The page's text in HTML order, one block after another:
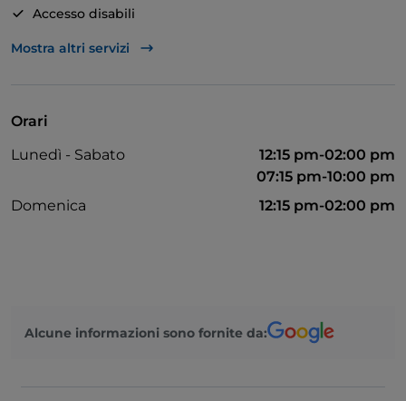
Accesso disabili
Asporto
Parcheggio
Mostra altri servizi
Orari
Lunedì - Sabato
12:15 pm-02:00 pm
07:15 pm-10:00 pm
Domenica
12:15 pm-02:00 pm
Alcune informazioni sono fornite da: